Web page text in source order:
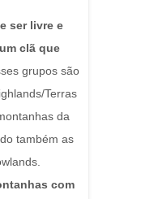
ser livre e
clã que
grupos são
Terras
da
também as
com